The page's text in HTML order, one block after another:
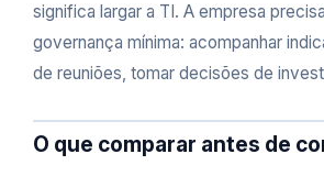
significa largar a TI. A empresa
governança mínima: acompanhar
de reuniões, tomar decisões de
O que comparar antes de